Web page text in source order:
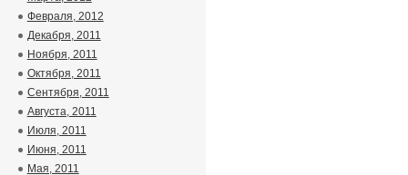
Февраля, 2012
Декабря, 2011
Ноября, 2011
Октября, 2011
Сентября, 2011
Августа, 2011
Июля, 2011
Июня, 2011
Мая, 2011